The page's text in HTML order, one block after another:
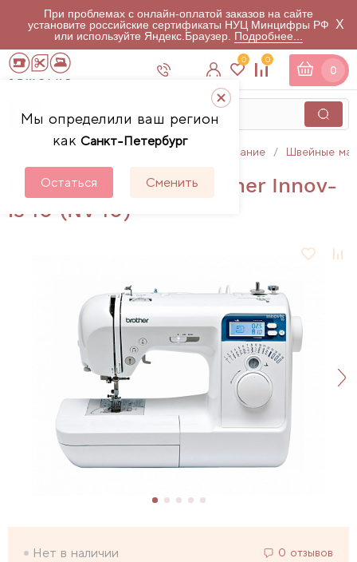
При проблемах с онлайн-оплатой заказов на сайте
установите российские сертификаты НУЦ Минцифры РФ
или используйте Яндекс.Браузер. Подробнее...
X
Мы определили ваш регион
как Санкт-Петербург
Остаться Сменить
0 0
0
Швейное оборудование Швейные
Швейная машина Brother Innov-
is 10 (NV 10)
Нет в наличии 0 отзывов